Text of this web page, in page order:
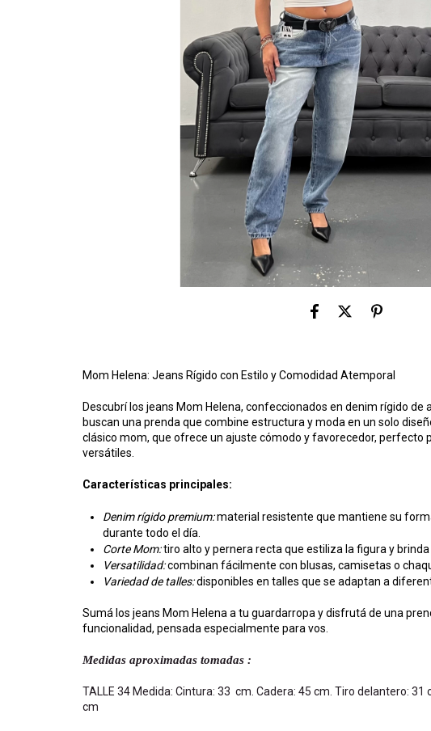
Mom Helena: Jeans Rígido con Estilo y Comodidad Atemporal
Descubrí los jeans Mom Helena, confeccionados en denim rígido de
buscan una prenda que combine estructura y moda en un solo
clásico mom, que ofrece un ajuste cómodo y favorecedor, perfecto
versátiles.
Características principales:
Denim rígido premium:material resistente que mantiene su
durante todo el día.
Corte Mom:tiro alto y pernera recta que estiliza la figura y
Versatilidad:combinan fácilmente con blusas, camisetas o
Variedad de talles:disponibles en talles que se adaptan a
Sumá los jeans Mom Helena a tu guardarropa y disfrutá de una
funcionalidad, pensada especialmente para vos.
Medidas aproximadas tomadas :
TALLE 34 Medida: Cintura: 33 cm. Cadera: 45 cm. Tiro delantero: 31
cm